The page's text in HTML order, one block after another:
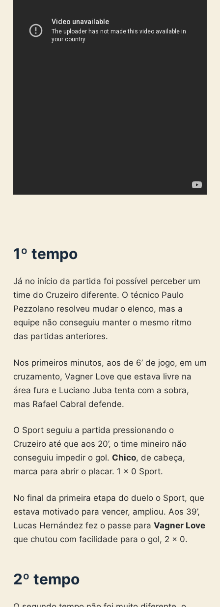
1º tempo
Já no início da partida foi possível perceber um
time do Cruzeiro diferente. O técnico Paulo
Pezzolano resolveu mudar o elenco, mas a
equipe não conseguiu manter o mesmo ritmo
das partidas anteriores.
Nos primeiros minutos, aos de 6’ de jogo, em um
cruzamento, Vagner Love que estava livre na
área fura e Luciano Juba tenta com a sobra,
mas Rafael Cabral defende.
O Sport seguiu a partida pressionando o
Cruzeiro até que aos 20’, o time mineiro não
conseguiu impedir o gol. Chico, de cabeça,
marca para abrir o placar. 1 x 0 Sport.
No final da primeira etapa do duelo o Sport, que
estava motivado para vencer, ampliou. Aos 39’,
Lucas Hernández fez o passe para Vagner Love
que chutou com facilidade para o gol, 2 x 0.
2º tempo